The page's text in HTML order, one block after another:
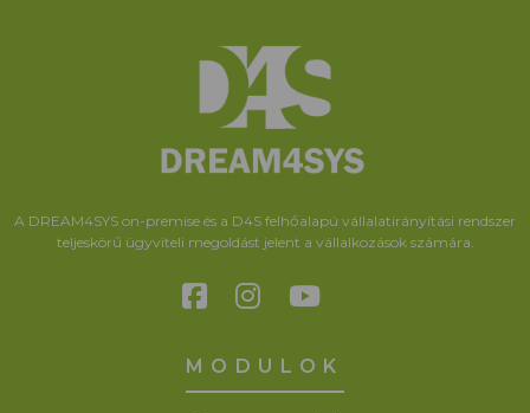
A DREAM4SYS on-premise és a D4S felhőalapú vállalatirányítási rendszer
teljeskörű ügyviteli megoldást jelent a vállalkozások számára.
MODULOK